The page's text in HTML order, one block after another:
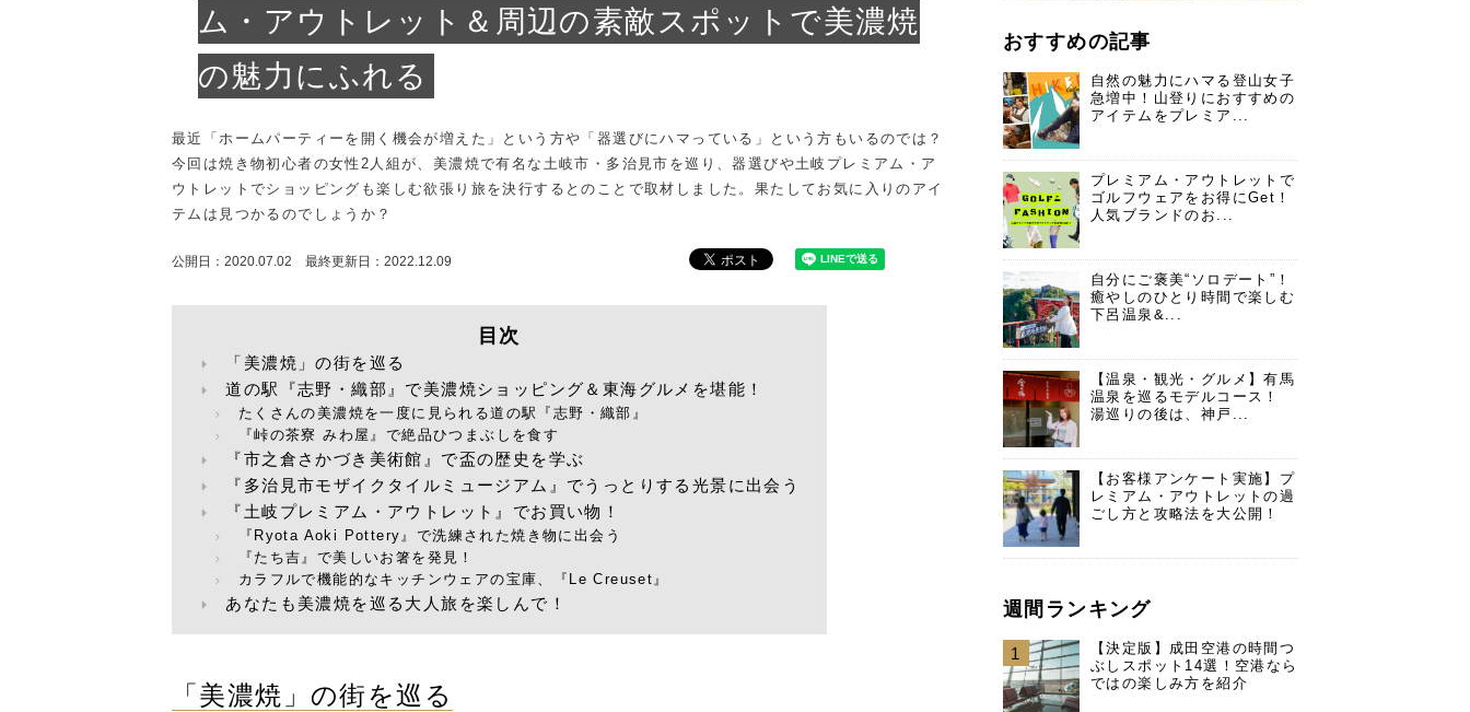
ム・アウトレット＆周辺の素敵スポットで美濃焼
の魅力にふれる
最近「ホームパーティーを開く機会が増えた」という方や「器選びにハマっている」という方もいるのでは？
今回は焼き物初心者の女性2人組が、美濃焼で有名な土岐市・多治見市を巡り、器選びや土岐プレミアム・ア
ウトレットでショッピングも楽しむ欲張り旅を決行するとのことで取材しました。果たしてお気に入りのアイ
テムは見つかるのでしょうか？
公開日：2020.07.02 最終更新日：2022.12.09
目次
「美濃焼」の街を巡る
道の駅『志野・織部』で美濃焼ショッピング＆東海グルメを堪能！
たくさんの美濃焼を一度に見られる道の駅『志野・織部』
『峠の茶寮 みわ屋』で絶品ひつまぶしを食す
『市之倉さかづき美術館』で盃の歴史を学ぶ
『多治見市モザイクタイルミュージアム』でうっとりする光景に出会う
『土岐プレミアム・アウトレット』でお買い物！
『Ryota Aoki Pottery』で洗練された焼き物に出会う
『たち吉』で美しいお箸を発見！
カラフルで機能的なキッチンウェアの宝庫、『Le Creuset』
あなたも美濃焼を巡る大人旅を楽しんで！
「美濃焼」の街を巡る
おすすめの記事
自然の魅力にハマる登山女子
急増中！山登りにおすすめの
アイテムをプレミア...
プレミアム・アウトレットで
ゴルフウェアをお得にGet！
人気ブランドのお...
自分にご褒美“ソロデート”！
癒やしのひとり時間で楽しむ
下呂温泉&...
【温泉・観光・グルメ】有馬
温泉を巡るモデルコース！
湯巡りの後は、神戸...
【お客様アンケート実施】プ
レミアム・アウトレットの過
ごし方と攻略法を大公開！
週間ランキング
1
【決定版】成田空港の時間つ
ぶしスポット14選！空港なら
ではの楽しみ方を紹介